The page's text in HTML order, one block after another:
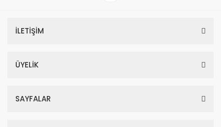
İLETİŞİM
ÜYELİK
SAYFALAR